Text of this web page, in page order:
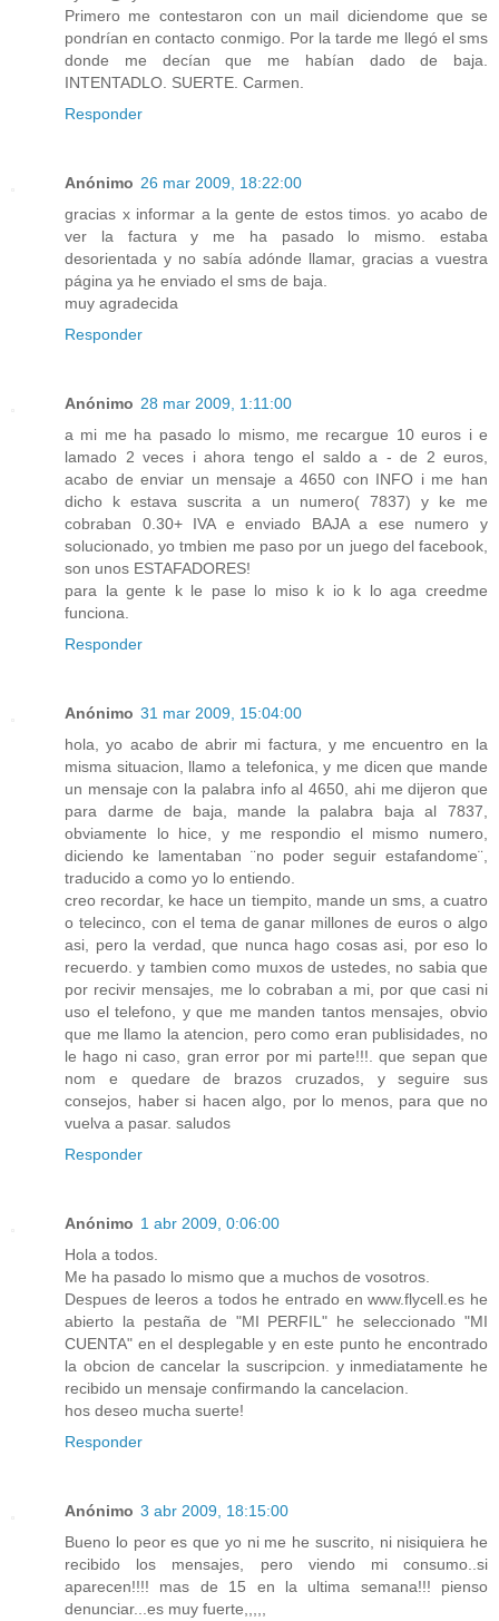
Primero me contestaron con un mail diciendome que se
pondrían en contacto conmigo. Por la tarde me llegó el sms
donde me decían que me habían dado de baja.
INTENTADLO. SUERTE. Carmen.
Responder
Anónimo 26 mar 2009, 18:22:00
gracias x informar a la gente de estos timos. yo acabo de
ver la factura y me ha pasado lo mismo. estaba
desorientada y no sabía adónde llamar, gracias a vuestra
página ya he enviado el sms de baja.
muy agradecida
Responder
Anónimo 28 mar 2009, 1:11:00
a mi me ha pasado lo mismo, me recargue 10 euros i e
lamado 2 veces i ahora tengo el saldo a - de 2 euros,
acabo de enviar un mensaje a 4650 con INFO i me han
dicho k estava suscrita a un numero( 7837) y ke me
cobraban 0.30+ IVA e enviado BAJA a ese numero y
solucionado, yo tmbien me paso por un juego del facebook,
son unos ESTAFADORES!
para la gente k le pase lo miso k io k lo aga creedme
funciona.
Responder
Anónimo 31 mar 2009, 15:04:00
hola, yo acabo de abrir mi factura, y me encuentro en la
misma situacion, llamo a telefonica, y me dicen que mande
un mensaje con la palabra info al 4650, ahi me dijeron que
para darme de baja, mande la palabra baja al 7837,
obviamente lo hice, y me respondio el mismo numero,
diciendo ke lamentaban ¨no poder seguir estafandome¨,
traducido a como yo lo entiendo.
creo recordar, ke hace un tiempito, mande un sms, a cuatro
o telecinco, con el tema de ganar millones de euros o algo
asi, pero la verdad, que nunca hago cosas asi, por eso lo
recuerdo. y tambien como muxos de ustedes, no sabia que
por recivir mensajes, me lo cobraban a mi, por que casi ni
uso el telefono, y que me manden tantos mensajes, obvio
que me llamo la atencion, pero como eran publisidades, no
le hago ni caso, gran error por mi parte!!!. que sepan que
nom e quedare de brazos cruzados, y seguire sus
consejos, haber si hacen algo, por lo menos, para que no
vuelva a pasar. saludos
Responder
Anónimo 1 abr 2009, 0:06:00
Hola a todos.
Me ha pasado lo mismo que a muchos de vosotros.
Despues de leeros a todos he entrado en www.flycell.es he
abierto la pestaña de "MI PERFIL" he seleccionado "MI
CUENTA" en el desplegable y en este punto he encontrado
la obcion de cancelar la suscripcion. y inmediatamente he
recibido un mensaje confirmando la cancelacion.
hos deseo mucha suerte!
Responder
Anónimo 3 abr 2009, 18:15:00
Bueno lo peor es que yo ni me he suscrito, ni nisiquiera he
recibido los mensajes, pero viendo mi consumo..si
aparecen!!!! mas de 15 en la ultima semana!!! pienso
denunciar...es muy fuerte,,,,,